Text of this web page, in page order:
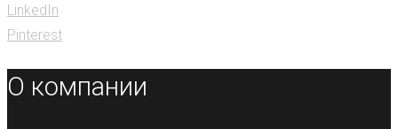
LinkedIn
Pinterest
О компании